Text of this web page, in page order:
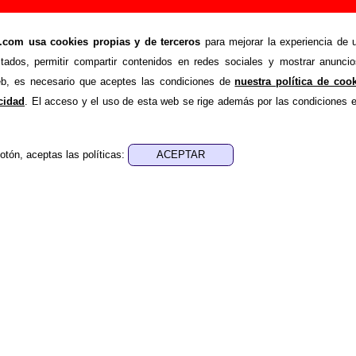
usa cookies propias y de terceros para mejorar la experiencia de
permitir compartir contenidos en redes sociales y mostrar
es necesario que aceptes las condiciones denuestra política de
. El acceso y el uso de esta web se rige además por las condiciones
aceptas las políticas:
vecina (Voyeurismo)”, canción de Un Pingüino
e información)
En Mi Ascensor > Canciones > Espiando a mi vecina
recopilar todo tipo de información sobre lacanción
del mismo, sobre versiones a cargo de otros grupos...